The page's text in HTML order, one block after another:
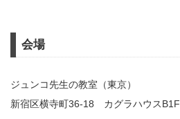
会場
ジュンコ先生の教室（東京）
新宿区横寺町36-18 カグラハウスB1F